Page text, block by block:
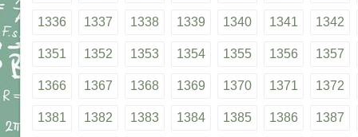
1336 1337 1338 1339 1340 1341 1342
1351 1352 1353 1354 1355 1356 1357
1366 1367 1368 1369 1370 1371 1372
1381 1382 1383 1384 1385 1386 1387